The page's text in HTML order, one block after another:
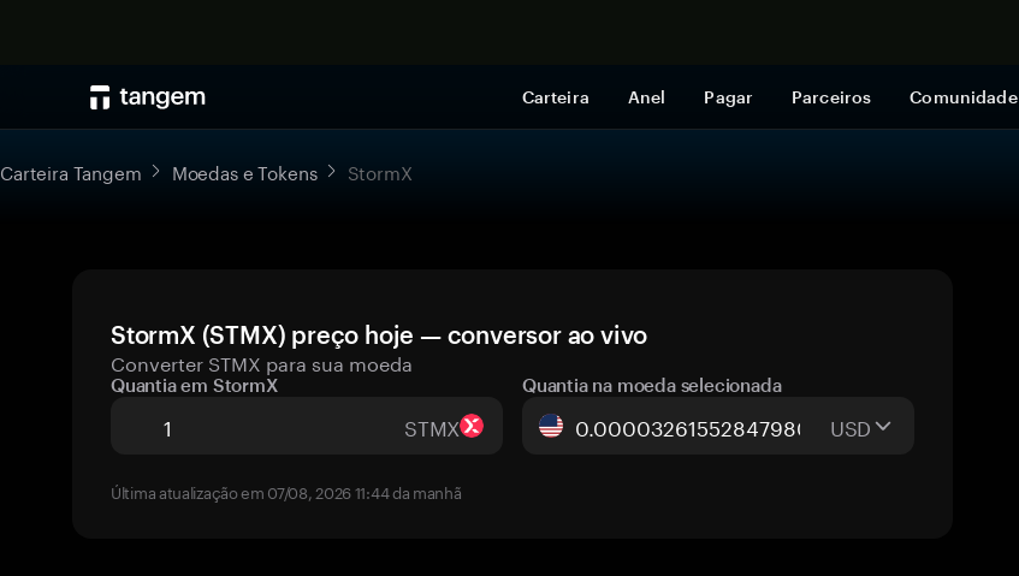
Carteira Anel Pagar Parceiros Comunidade
Carteira Tangem Moedas e Tokens StormX
StormX (STMX) preço hoje — conversor ao vivo
Converter STMX para sua moeda
Quantia em StormX
STMX
Quantia na moeda selecionada
USD
Última atualização em 07/08, 2026 11:44 da manhã